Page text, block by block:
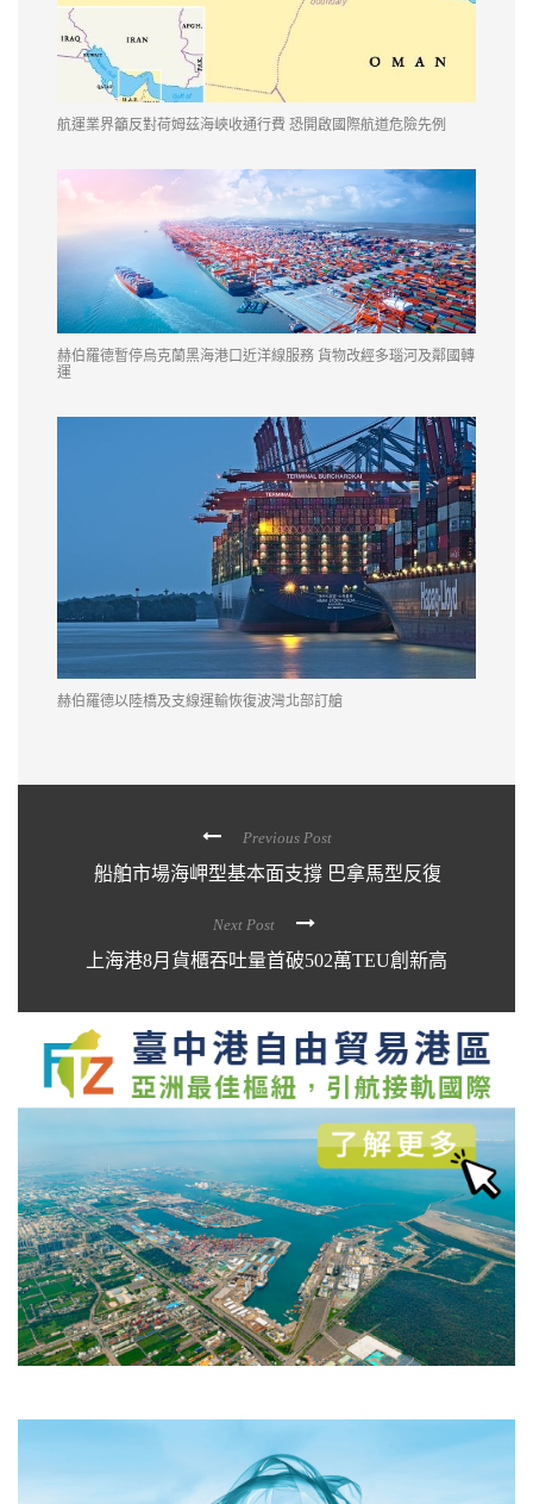
Previous Post
船舶市場海岬型基本面支撐 巴拿馬型反復
Next Post
上海港8月貨櫃吞吐量首破502萬TEU創新高
航運業界籲反對荷姆茲海峽收通行費 恐開啟國際航道危險先例
赫伯羅德暫停烏克蘭黑海港口近洋線服務 貨物改經多瑙河及鄰國轉
運
赫伯羅德以陸橋及支線運輸恢復波灣北部訂艙